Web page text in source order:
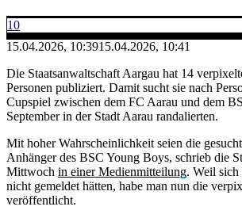
10
15.04.2026, 10:3915.04.2026, 10:41
Die Staatsanwaltschaft Aargau hat 14
Personen publiziert. Damit sucht sie nach
Cupspiel zwischen dem FC Aarau und dem
September in der Stadt Aarau randalierten.
Mit hoher Wahrscheinlichkeit seien die
Anhänger des BSC Young Boys, schrieb die
Mittwoch in einer Medienmitteilung. Weil sich
nicht gemeldet hätten, habe man nun die
veröffentlicht.